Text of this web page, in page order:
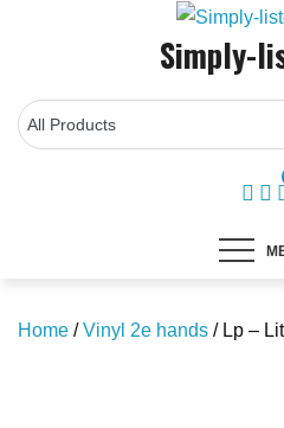
Simply-
Home /Vinyl 2e hands / Lp –